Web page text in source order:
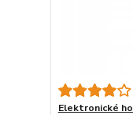
Elektronické